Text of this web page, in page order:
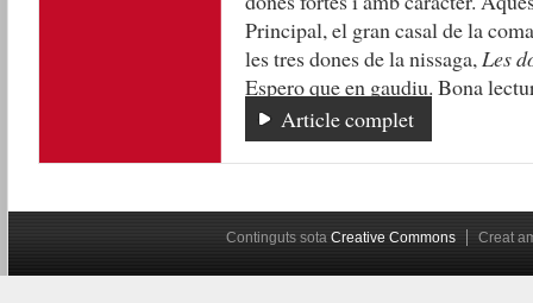
Principal, el gran casal de la
les tres dones de la nissaga,Les
Espero que en gaudiu. Bona
Article complet
Continguts sota Creative Commons Creat